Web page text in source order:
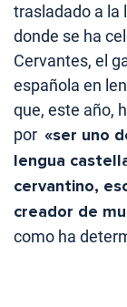
trasladado a la
donde se ha
Cervantes, el
española en
que, este año,
por «ser uno
lengua
cervantino,
creador de
como ha